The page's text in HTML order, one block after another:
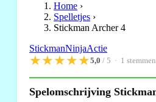
Home ›
Spelletjes ›
Stickman Archer 4
StickmanNinjaActie
★★★★★5,0 / 5 · 1 stemmen
Spelomschrijving